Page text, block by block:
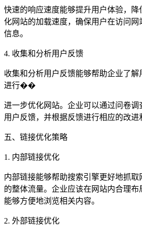
快速的响应速度能够提升用户体验，
化网站的加载速度，确保用户在访问网
信息。
4. 收集和分析用户反馈
收集和分析用户反馈能够帮助企业了
进行��
进一步优化网站。企业可以通过问卷
用户反馈，并根据反馈进行相应的改进
五、链接优化策略
1. 内部链接优化
内部链接能够帮助搜索引擎更好地抓
的整体流量。企业应该在网站内合理布
能够方便地浏览相关内容。
2. 外部链接优化